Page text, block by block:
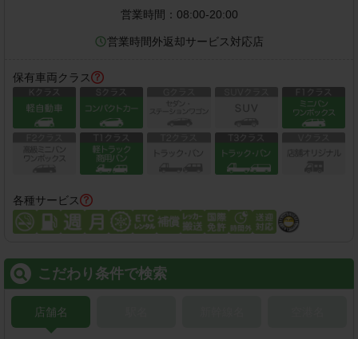
営業時間： 08:00-20:00
営業時間外返却サービス対応店
保有車両クラス
各種サービス
こだわり条件で検索
店舗名